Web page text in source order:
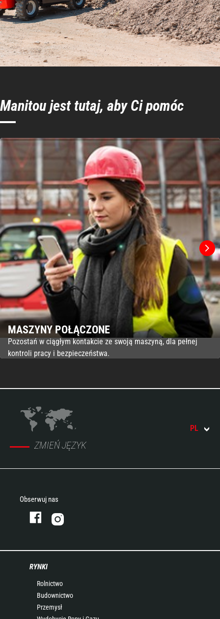
Manitou jest tutaj, aby Ci pomóc
MASZYNY POŁĄCZONE
Pozostań w ciągłym kontakcie ze swoją maszyną, dla pełnej
kontroli pracy i bezpieczeństwa.
ZMIEŃ JĘZYK
PL
Obserwuj nas
RYNKI
Rolnictwo
Budownictwo
Przemysł